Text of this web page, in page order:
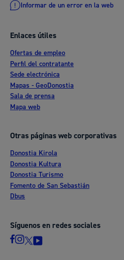
Informar de un error en la web
Enlaces útiles
Ofertas de empleo
Perfil del contratante
Sede electrónica
Mapas - GeoDonostia
Sala de prensa
Mapa web
Otras páginas web corporativas
Donostia Kirola
Donostia Kultura
Donostia Turismo
Fomento de San Sebastián
Dbus
Síguenos en redes sociales